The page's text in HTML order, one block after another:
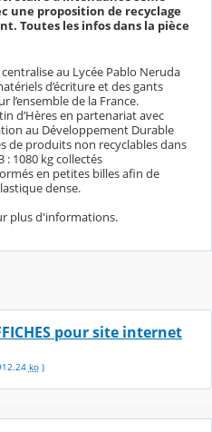
une proposition de recyclage
Toutes les infos dans la pièce
au Lycée Pablo Neruda
d’écriture et des gants
l’ensemble de la France.
d’Hères en partenariat avec
au Développement Durable
de produits non recyclables dans
: 1080 kg collectés
en petites billes afin de
dense.
plus d'informations.
pour site internet
ko)